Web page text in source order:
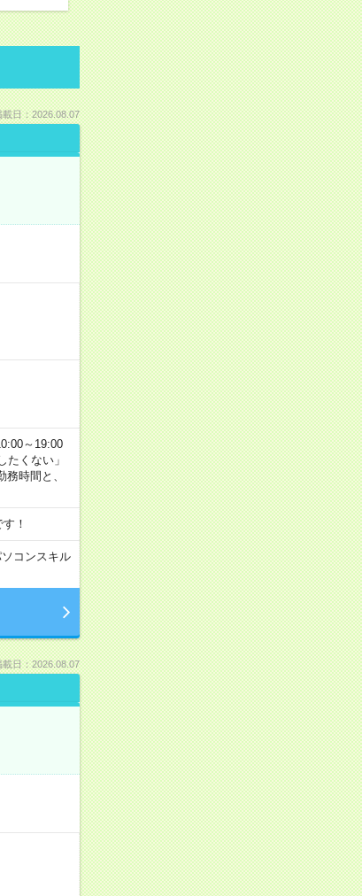
載日：2026.08.07
～19:00
くない」
時間と、
！
コンスキル
載日：2026.08.07